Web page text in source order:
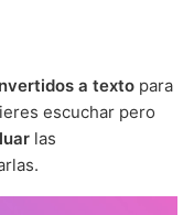
a texto para
escuchar pero
las